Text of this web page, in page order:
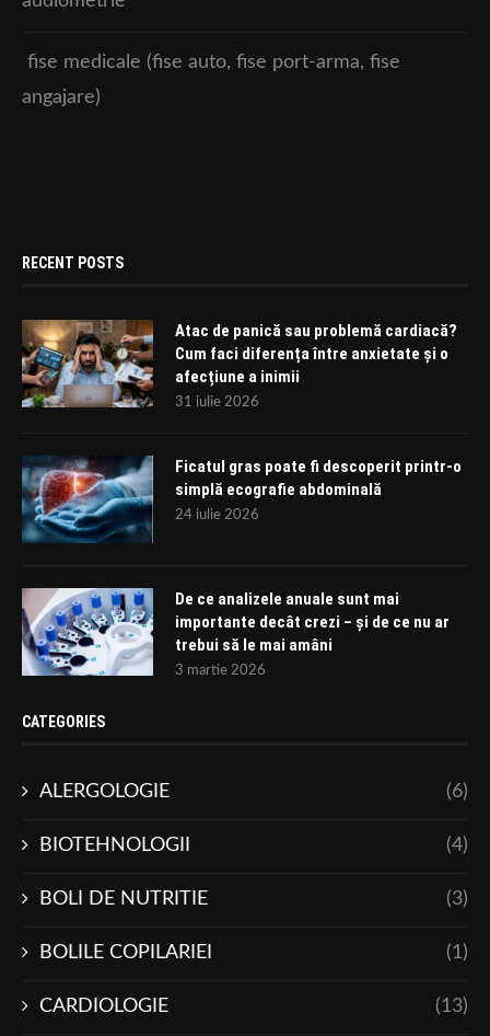
fise medicale (fise auto, fise port-arma, fise
angajare)
RECENT POSTS
Atac de panică sau problemă cardiacă?
Cum faci diferența între anxietate și o
afecțiune a inimii
31 iulie 2026
Ficatul gras poate fi descoperit printr-o
simplă ecografie abdominală
24 iulie 2026
De ce analizele anuale sunt mai
importante decât crezi – și de ce nu ar
trebui să le mai amâni
3 martie 2026
CATEGORIES
ALERGOLOGIE (6)
BIOTEHNOLOGII (4)
BOLI DE NUTRITIE (3)
BOLILE COPILARIEI (1)
CARDIOLOGIE (13)